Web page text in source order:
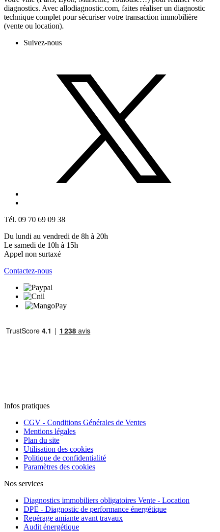
diagnostics. Avec allodiagnostic.com, faites réaliser un diagnostic
technique complet pour sécuriser votre transaction immobilière
(vente ou location).
Suivez-nous
Tél. 09 70 69 09 38
Du lundi au vendredi de 8h à 20h
Le samedi de 10h à 15h
Appel non surtaxé
Contactez-nous
Infos pratiques
CGV - Conditions Générales de Ventes
Mentions légales
Plan du site
Utilisation des cookies
Politique de confidentialité
Paramètres des cookies
Nos services
Diagnostics immobiliers obligatoires Vente - Location
DPE - Diagnostic de performance énergétique
Repérage amiante avant travaux
Audit énergétique